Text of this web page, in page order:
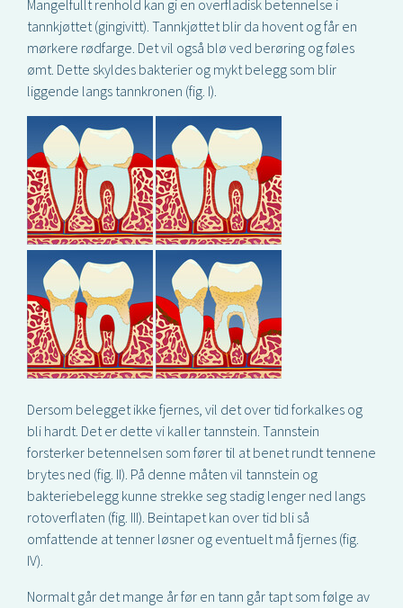
Mangelfullt renhold kan gi en overfladisk betennelse i
tannkjøttet (gingivitt). Tannkjøttet blir da hovent og får en
mørkere rødfarge. Det vil også blø ved berøring og føles
ømt. Dette skyldes bakterier og mykt belegg som blir
liggende langs tannkronen (fig. I).
Dersom belegget ikke fjernes, vil det over tid forkalkes og
bli hardt. Det er dette vi kaller tannstein. Tannstein
forsterker betennelsen som fører til at benet rundt tennene
brytes ned (fig. II). På denne måten vil tannstein og
bakteriebelegg kunne strekke seg stadig lenger ned langs
rotoverflaten (fig. III). Beintapet kan over tid bli så
omfattende at tenner løsner og eventuelt må fjernes (fig.
IV).
Normalt går det mange år før en tann går tapt som følge av